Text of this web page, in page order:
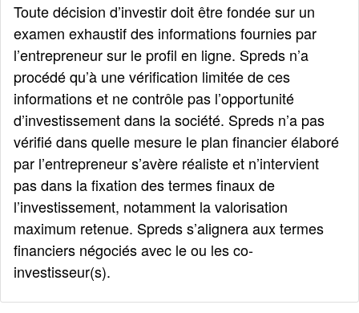
Toute décision d’investir doit être fondée sur un
examen exhaustif des informations fournies par
l’entrepreneur sur le profil en ligne. Spreds n’a
procédé qu’à une vérification limitée de ces
informations et ne contrôle pas l’opportunité
d’investissement dans la société. Spreds n’a pas
vérifié dans quelle mesure le plan financier élaboré
par l’entrepreneur s’avère réaliste et n’intervient
pas dans la fixation des termes finaux de
l’investissement, notamment la valorisation
maximum retenue. Spreds s’alignera aux termes
financiers négociés avec le ou les co-
investisseur(s).